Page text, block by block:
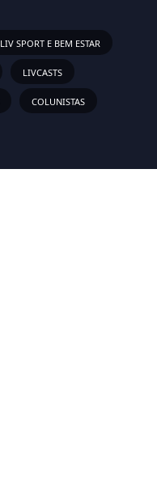
LIV SPORT E BEM ESTAR
LIVCASTS
COLUNISTAS